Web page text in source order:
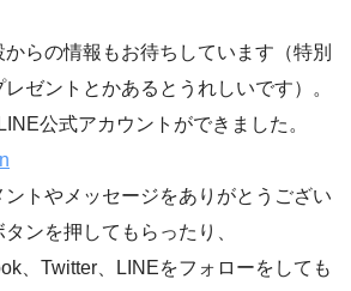
らの情報もお待ちしています（特別
ゼントとかあるとうれしいです）。
公式アカウントができました。
n
トやメッセージをありがとうござい
ンを押してもらったり、
、Twitter、LINEをフォローをしても